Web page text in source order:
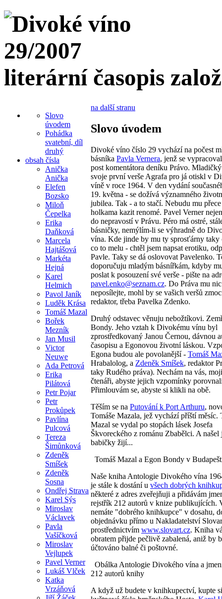
literární časopis
Slovo
úvodem
Pohádka
svatební, díl
druhý
obsah čísla
Anička
Anička
Elefen
Bozsko
Miloň
Čepelka
Erika
Daňková
Marcela
Hajtášová
Markéta
Hejná
Karel
Helmich
Pavol Janík
Luděk Krása
Tomáš Mazal
Bořek
Mezník
Jan Musil
Victor
Neuwe
Ada Petrová
Erika
Pilátová
Petr Pojar
Petr
Prokůpek
Pavlína
Pulcová
Tereza
Šimůnková
Zdeněk
Smíšek
Zdeněk
Sosna
Ondřej Strava
Karel Sýs
Miroslav
Václavek
Pavla
Vašíčková
Miroslav
Vejlupek
Pavel Verner
Lukáš Vlček
Katka
Vrzáňová
na další stranu
Slovo úvodem
Divoké víno číslo 29 vychází na počest
básníka Pavla Vernera, jenž se
post komentátora deníku Právo.
svoje první verše Agrafa pro já otiskl v
víně v roce 1964. V den vydání
19. května - se dožívá významného
jubilea. Tak - a to stačí. Nebudu mu
holkama kazit renomé. Pavel Verner
do nepravostí v Právu. Péro má ostré,
básničky, nemýlím-li se výhradně do
vína. Kde jinde by mu ty sprosťárny taky
co to melu - chtěl jsem napsat erotiku,
Pavle. Taky se dá oslovovat Pavelenko.
doporučuju mladým básnířkám, kdyby
poslat k posouzení své verše - pište na
pavel.enko@seznam.cz. Do Práva mu nic
neposílejte, mohl by se vašich veršů
redaktor, třeba Pavelka Zdenko.
Druhý odstavec věnuju nebožtíkovi.
Bondy. Jeho vztah k Divokému vínu byl
zprostředkovaný Janou Černou, dávnou
časopisu a Egonovou životní láskou.
Egona budou ale povolanější - Tomáš
Hrabalolog, a Zdeněk Smíšek, redaktor
taky Rudého práva). Nechám na vás,
čtenáři, abyste jejich vzpomínky
Přimlouvám se, abyste si klikli na obě.
Těším se na Putování k Port Arthuru,
Tomáše Mazala, jež vychází příští měsíc.
Mazal se vydal po stopách lásek Josefa
Škvoreckého z románu Zbabělci. A našel
babičky žijí...
Tomáš Mazal a Egon Bondy v
Naše kniha Antologie Divokého vína
je stále k dostání u všech dobrých
některé z adres zveřejňuji a přidávám
rejstřík 212 autorů v knize publikujících.
nemáte "dobrého knihkupce" v dosahu,
objednávku přímo u Nakladatelství
prostřednictvím www.slovart.cz. Kniha
obratem přijde pečlivě zabalená, aniž by
účtováno balné či poštovné.
Obálka Antologie Divokého vína a
212 autorů knihy
A když už budete v knihkupectví, kupte si